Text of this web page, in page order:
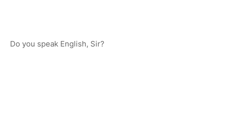
Do you speak English, Sir?